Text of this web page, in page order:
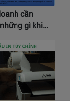
cần
gì khi…